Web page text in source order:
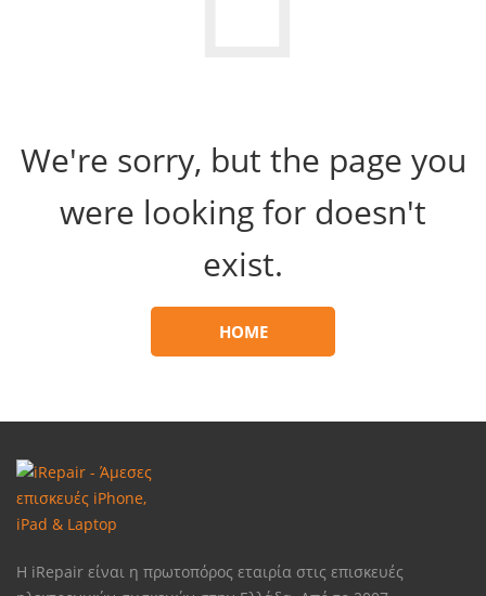
We're sorry, but the page you
were looking for doesn't
exist.
HOME
Η iRepair είναι η πρωτοπόρος εταιρία στις επισκευές